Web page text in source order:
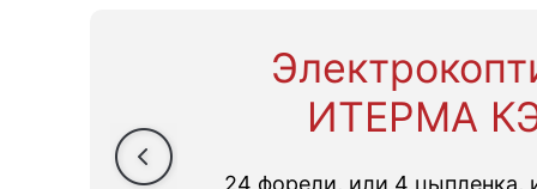
ИТЕРМА
24 форели, или 4 цыпленка,